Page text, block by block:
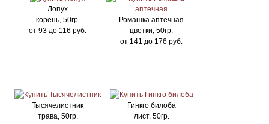
Лопух
корень, 50гр.
от 93 до 116 руб.
Ромашка аптечная
цветки, 50гр.
от 141 до 176 руб.
Тысячелистник
трава, 50гр.
Гинкго билоба
лист, 50гр.